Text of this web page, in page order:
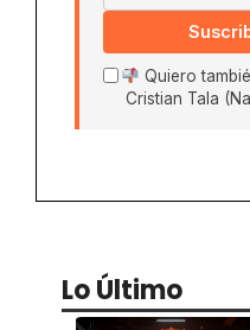
Quiero
Cristian Tala
Lo Último